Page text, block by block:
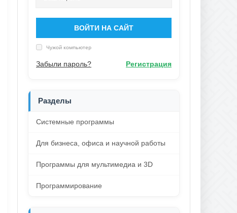
ВОЙТИ НА САЙТ
Чужой компьютер
Забыли пароль? Регистрация
Разделы
Системные программы
Для бизнеса, офиса и научной работы
Программы для мультимедиа и 3D
Программирование